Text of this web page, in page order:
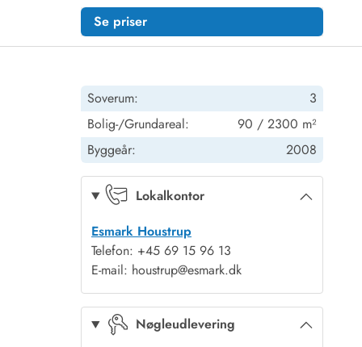
Se priser
Soverum:
3
Bolig-/Grundareal:
90 / 2300 m²
Byggeår:
2008
Lokalkontor
Esmark Houstrup
Telefon: +45 69 15 96 13
E-mail: houstrup@esmark.dk
Nøgleudlevering